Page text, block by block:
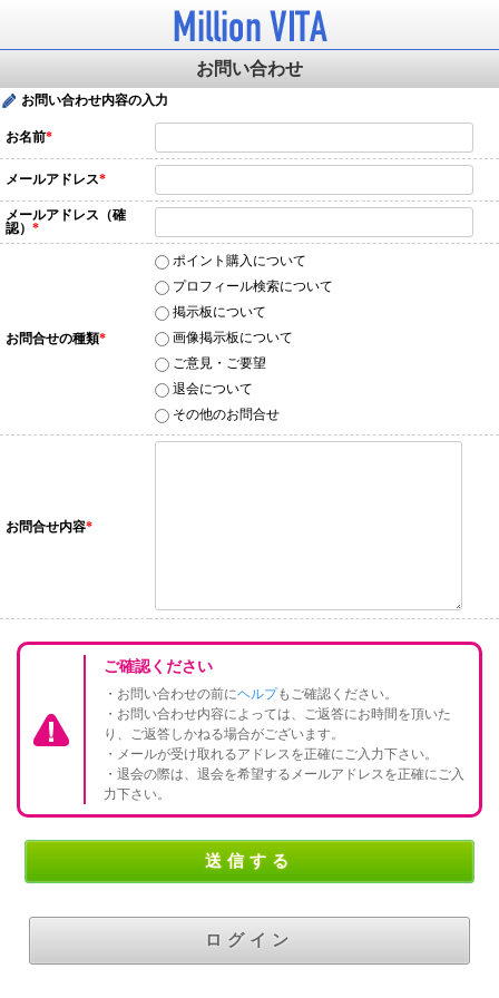
お問い合わせ
お問い合わせ内容の入力
お名前*
メールアドレス*
メールアドレス（確
認） *
お問合せの種類*
ポイント購入について
プロフィール検索について
掲示板について
画像掲示板について
ご意見・ご要望
退会について
その他のお問合せ
お問合せ内容*
ご確認ください
・お問い合わせの前にヘルプもご確認ください。
・お問い合わせ内容によっては、ご返答にお時間を頂いた
り、ご返答しかねる場合がございます。
・メールが受け取れるアドレスを正確にご入力下さい。
・退会の際は、退会を希望するメールアドレスを正確にご入
力下さい。
ログイン